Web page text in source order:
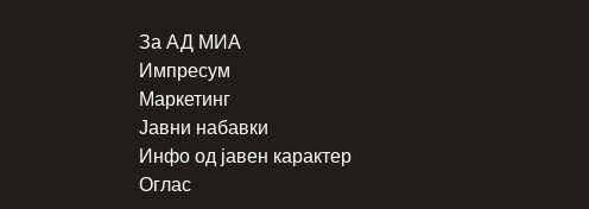
За АД МИА
Импресум
Маркетинг
Јавни набавки
Инфо од јавен карактер
Оглас